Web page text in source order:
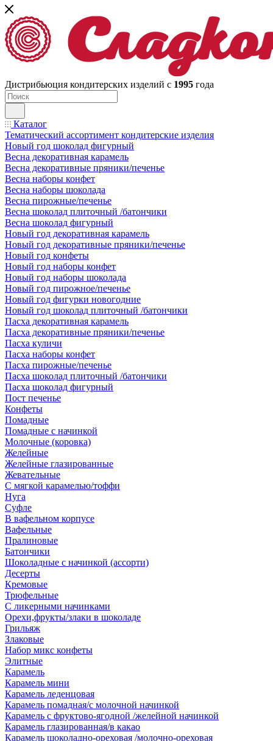
Дистрибьюция кондитерских изделий с 1995 года
Каталог
Тематический ассортимент кондитерские изделия
Новый год шоколад фигурный
Весна декоративная карамель
Весна декоративные пряники/печенье
Весна наборы конфет
Весна наборы шоколада
Весна пирожные/печенье
Весна шоколад плиточный /батончики
Весна шоколад фигурный
Новый год декоративная карамель
Новый год декоративные пряники/печенье
Новый год конфеты
Новый год наборы конфет
Новый год наборы шоколада
Новый год пирожное/печенье
Новый год фигурки новогодние
Новый год шоколад плиточный /батончики
Пасха декоративная карамель
Пасха декоративные пряники/печенье
Пасха куличи
Пасха наборы конфет
Пасха пирожные/печенье
Пасха шоколад плиточный /батончики
Пасха шоколад фигурный
Пост печенье
Конфеты
Помадные
Помадные с начинкой
Молочные (коровка)
Желейные
Желейные глазированные
Жевательные
С мягкой карамелью/тоффи
Нуга
Суфле
В вафельном корпусе
Вафельные
Пралиновые
Батончики
Шоколадные с начинкой (ассорти)
Десерты
Кремовые
Трюфельные
С ликерными начинками
Орехи,фрукты/злаки в шоколаде
Грильяж
Злаковые
Набор микс конфеты
Элитные
Карамель
Карамель мини
Карамель леденцовая
Карамель помадная/с молочной начинкой
Карамель с фруктово-ягодной /желейной начинкой
Карамель глазированная/в какао
Карамель шоколадно-ореховая /молочно-ореховая